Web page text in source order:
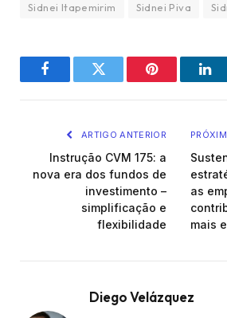
Sidnei Itapemirim
Sidnei Piva
FacebookTwitter Pinterest
ARTIGO ANTERIOR
Instrução CVM 175: a
nova era dos fundos de
investimento –
simplificação e
flexibilidade
as
mais
Diego Velázquez